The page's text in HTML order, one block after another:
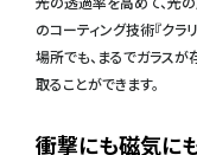
のコーティング技術『クラ
場所でも、まるでガラス
取ることができます。
衝撃にも磁気に